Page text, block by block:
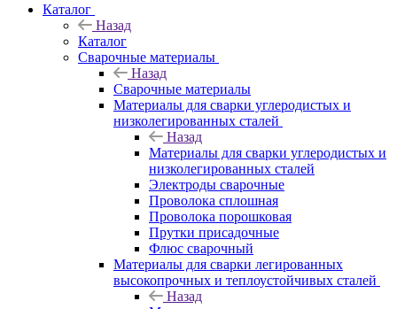
Каталог
Назад
Каталог
Сварочные материалы
Назад
Сварочные материалы
Материалы для сварки углеродистых и
низколегированных сталей
Назад
Материалы для сварки углеродистых и
низколегированных сталей
Электроды сварочные
Проволока сплошная
Проволока порошковая
Прутки присадочные
Флюс сварочный
Материалы для сварки легированных
высокопрочных и теплоустойчивых сталей
Назад